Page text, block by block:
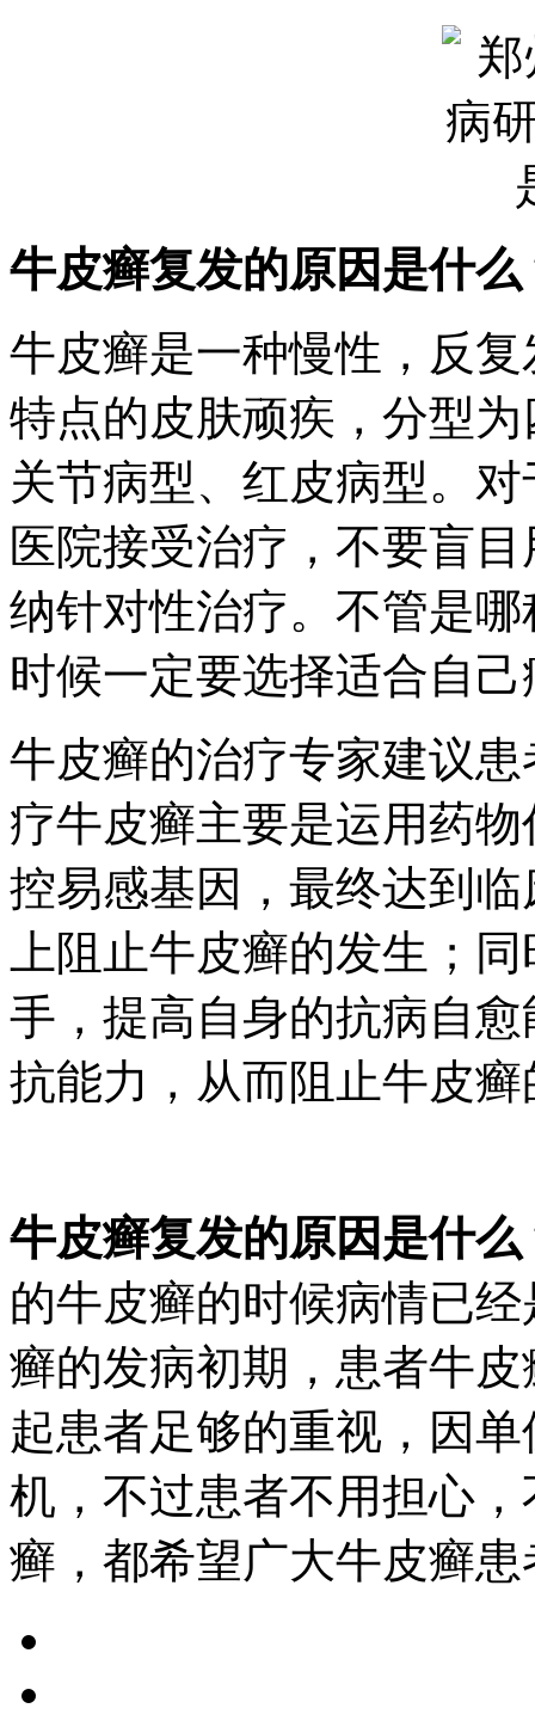
牛皮癣复发的原因是什么
牛皮癣是一种慢性，反
特点的皮肤顽疾，分型
关节病型、红皮病型。
医院接受治疗，不要盲
纳针对性治疗。不管是
时候一定要选择适合自
牛皮癣的治疗专家建议
疗牛皮癣主要是运用药
控易感基因，最终达到
上阻止牛皮癣的发生；
手，提高自身的抗病自
抗能力，从而阻止牛皮
牛皮癣复发的原因是什么
的牛皮癣的时候病情已
癣的发病初期，患者牛
起患者足够的重视，因
机，不过患者不用担心
癣，都希望广大牛皮癣